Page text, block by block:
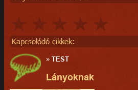
Kapcsolódó cikkek:
»TEST
Lányoknak